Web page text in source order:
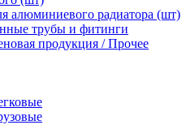
алюминиевого радиатора (шт)
трубы и фитинги
продукция / Прочее